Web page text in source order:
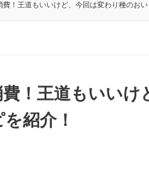
！王道もいいけど、今回は変わり種のおい
！王道もいいけ
紹介！